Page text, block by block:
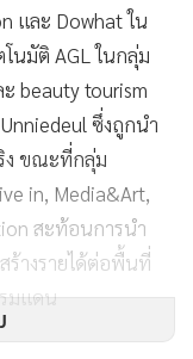
และ Dowhat ใน
นมัติ AGL ในกลุ่ม
beauty tourism
ซึ่งถูกนำ
ง ขณะที่กลุ่ม
in, Media&Art,
สะท้อนการนำ
ร้างรายได้ต่อพื้นที่
มแดน